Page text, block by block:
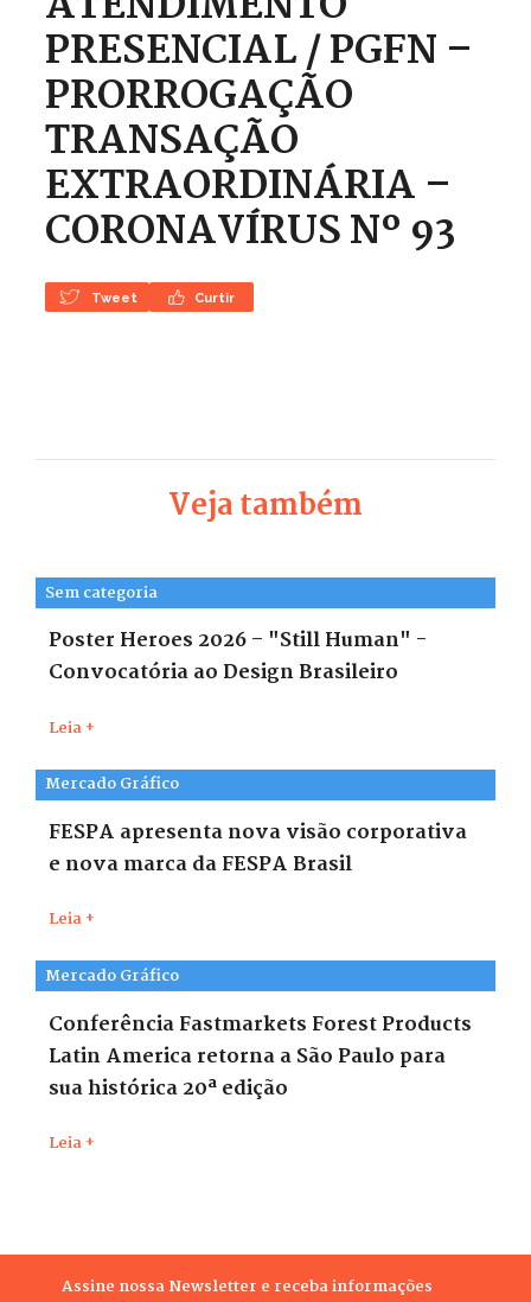
PRESENCIAL / PGFN –
PRORROGAÇÃO
TRANSAÇÃO
EXTRAORDINÁRIA –
CORONAVÍRUS Nº 93
Tweet Curtir
Veja também
Sem categoria
Poster Heroes 2026 – "Still Human" -
Convocatória ao Design Brasileiro
Leia +
Mercado Gráfico
FESPA apresenta nova visão corporativa
e nova marca da FESPA Brasil
Leia +
Mercado Gráfico
Conferência Fastmarkets Forest Products
Latin America retorna a São Paulo para
sua histórica 20ª edição
Leia +
Assine nossa Newsletter e receba informações